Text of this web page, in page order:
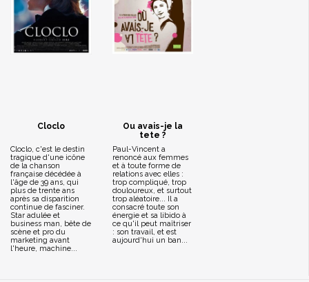
Cloclo
Cloclo, c'est le destin
tragique d'une icône
de la chanson
française décédée à
l'âge de 39 ans, qui
plus de trente ans
après sa disparition
continue de fasciner.
Star adulée et
business man, bête de
scène et pro du
marketing avant
l'heure, machine...
Ou avais-je la
tete ?
Paul-Vincent a
renoncé aux femmes
et à toute forme de
relations avec elles :
trop compliqué, trop
douloureux, et surtout
trop aléatoire... Il a
consacré toute son
énergie et sa libido à
ce qu'il peut maîtriser
: son travail, et est
aujourd'hui un ban...